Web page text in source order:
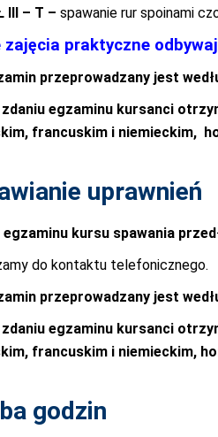
III – T – spawanie rur spoinami
zajęcia praktyczne
przeprowadzany jest
zdaniu egzaminu kursanci
francuskim i niemieckim,
uprawnień
egzaminu kursu spawania
do kontaktu telefonicznego.
przeprowadzany jest
zdaniu egzaminu kursanci
francuskim i niemieckim,
godzin